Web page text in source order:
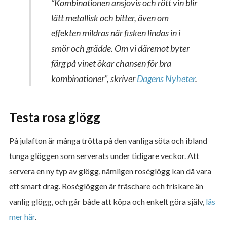
”Kombinationen ansjovis och rött vin blir
lätt metallisk och bitter, även om
effekten mildras när fisken lindas in i
smör och grädde. Om vi däremot byter
färg på vinet ökar chansen för bra
kombinationer”,skriverDagens Nyheter.
Testa rosa glögg
På julafton är många trötta på den vanliga söta och ibland
tunga glöggen som serverats under tidigare veckor. Att
servera en ny typ av glögg, nämligen roséglögg kan då vara
ett smart drag. Roséglöggen är fräschare och friskare än
vanlig glögg, och går både att köpa och enkelt göra själv, läs
mer här.